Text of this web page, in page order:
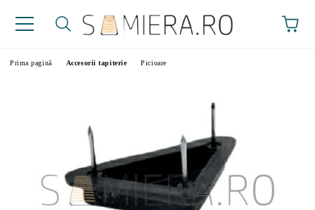
Prima pagină Accesorii tapiterie Picioare